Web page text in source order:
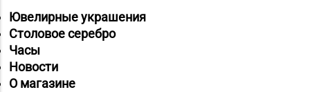
Ювелирные украшения
Столовое серебро
Часы
Новости
О магазине